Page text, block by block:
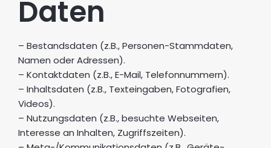
Daten
– Bestandsdaten (z.B., Personen-Stammdaten,
Namen oder Adressen).
– Kontaktdaten (z.B., E-Mail, Telefonnummern).
– Inhaltsdaten (z.B., Texteingaben, Fotografien,
Videos).
– Nutzungsdaten (z.B., besuchte Webseiten,
Interesse an Inhalten, Zugriffszeiten).